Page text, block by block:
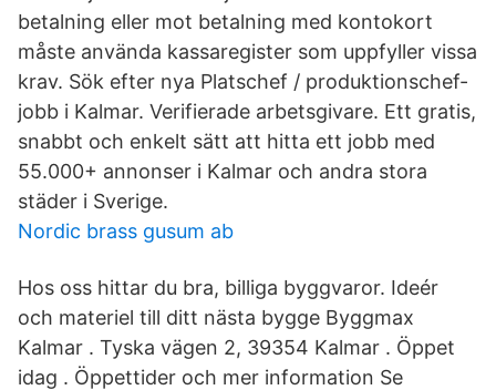
betalning eller mot betalning med kontokort
måste använda kassaregister som uppfyller vissa
krav. Sök efter nya Platschef / produktionschef-
jobb i Kalmar. Verifierade arbetsgivare. Ett gratis,
snabbt och enkelt sätt att hitta ett jobb med
55.000+ annonser i Kalmar och andra stora
städer i Sverige.
Nordic brass gusum ab
Hos oss hittar du bra, billiga byggvaror. Ideér
och materiel till ditt nästa bygge Byggmax
Kalmar . Tyska vägen 2, 39354 Kalmar . Öppet
idag . Öppettider och mer information Se